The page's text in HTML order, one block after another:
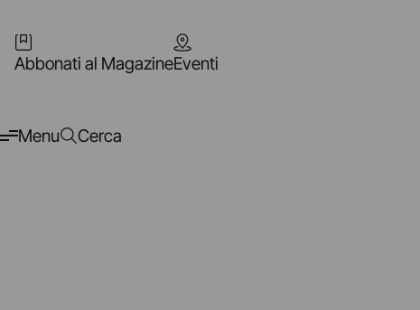
Abbonati al MagazineEventi
Menu Cerca